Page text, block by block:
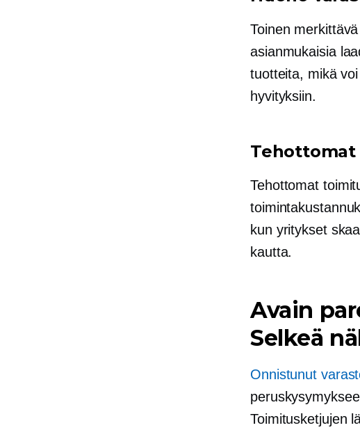
Toinen
asianmukaisia
tuotteita, mikä
hyvityksiin.
Tehottomat
kun yritykset
kautta.
Avain
Selkeä
Onnistunut
Toimitusketjujen